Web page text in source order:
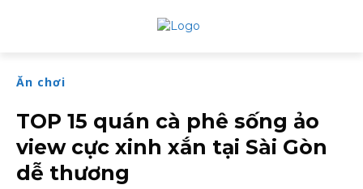
Ăn chơi
TOP 15 quán cà phê sống ảo
view cực xinh xắn tại Sài Gòn
dễ thương